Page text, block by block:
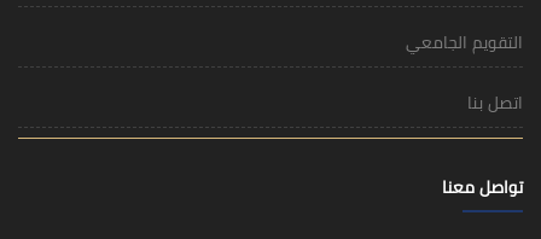
التقويم الجامعي
اتصل بنا
تواصل معنا